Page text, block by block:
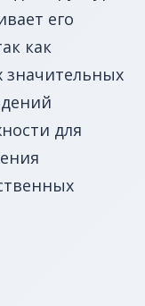
его
как
значительных
для